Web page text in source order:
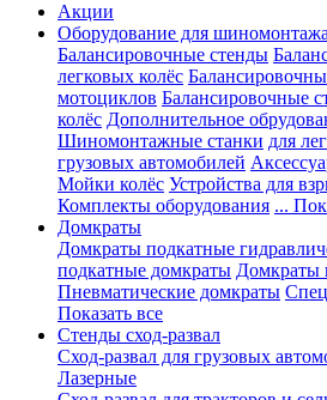
Акции
Оборудование для шиномонтажа
Балансировочные стенды
легковых колёс
мотоциклов Балансировочные
колёс Дополнительное
Шиномонтажные станки для
грузовых автомобилей
Мойки колёс Устройства для
Комплекты оборудования ...
Домкраты
Домкраты подкатные
подкатные домкраты Домкраты
Пневматические домкраты
Показать все
Стенды сход-развал
Сход-развал для грузовых
Лазерные